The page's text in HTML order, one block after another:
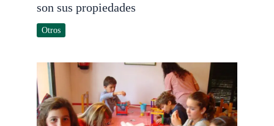
son sus propiedades
Otros